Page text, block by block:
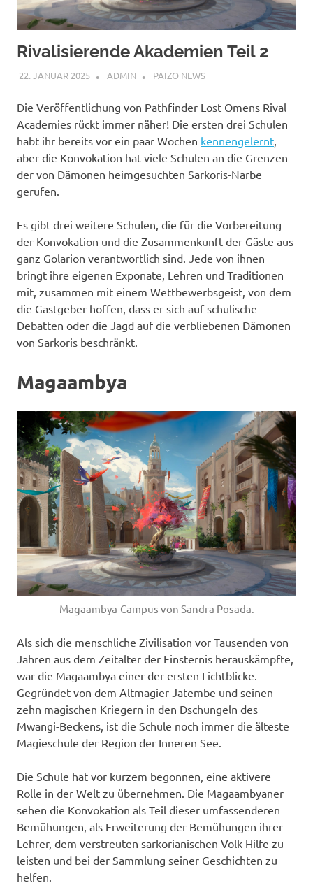
Rivalisierende Akademien Teil 2
22. JANUAR 2025 ADMIN PAIZO NEWS
Die Veröffentlichung von Pathfinder Lost Omens Rival
Academies rückt immer näher! Die ersten drei Schulen
habt ihr bereits vor ein paar Wochen kennengelernt,
aber die Konvokation hat viele Schulen an die Grenzen
der von Dämonen heimgesuchten Sarkoris-Narbe
gerufen.
Es gibt drei weitere Schulen, die für die Vorbereitung
der Konvokation und die Zusammenkunft der Gäste aus
ganz Golarion verantwortlich sind. Jede von ihnen
bringt ihre eigenen Exponate, Lehren und Traditionen
mit, zusammen mit einem Wettbewerbsgeist, von dem
die Gastgeber hoffen, dass er sich auf schulische
Debatten oder die Jagd auf die verbliebenen Dämonen
von Sarkoris beschränkt.
Magaambya
Magaambya-Campus von Sandra Posada.
Als sich die menschliche Zivilisation vor Tausenden von
Jahren aus dem Zeitalter der Finsternis herauskämpfte,
war die Magaambya einer der ersten Lichtblicke.
Gegründet von dem Altmagier Jatembe und seinen
zehn magischen Kriegern in den Dschungeln des
Mwangi-Beckens, ist die Schule noch immer die älteste
Magieschule der Region der Inneren See.
Die Schule hat vor kurzem begonnen, eine aktivere
Rolle in der Welt zu übernehmen. Die Magaambyaner
sehen die Konvokation als Teil dieser umfassenderen
Bemühungen, als Erweiterung der Bemühungen ihrer
Lehrer, dem verstreuten sarkorianischen Volk Hilfe zu
leisten und bei der Sammlung seiner Geschichten zu
helfen.